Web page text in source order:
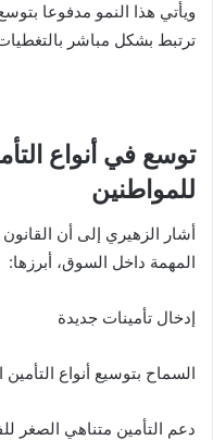
ويأتي هذا النمو مدفوعا
ترتبط بشكل مباشر بالتغطيات
توسع في أنواع
للمواطنين
أشار الزهيري إلى أن
المهمة داخل السوق، أبرزها:
إدخال تأمينات جديدة
السماح بتوسيع أنواع التأمين
دعم التأمين متناهي الصغر